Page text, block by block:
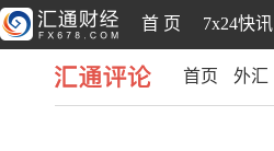
首 页 7x24快讯
首页 外汇